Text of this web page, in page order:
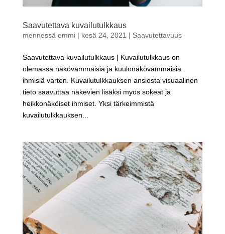
Saavutettava kuvailutulkkaus
mennessä emmi| kesä 24, 2021 | Saavutettavuus
Saavutettava kuvailutulkkaus | Kuvailutulkkaus on
olemassa näkövammaisia ja kuulonäkövammaisia
ihmisiä varten. Kuvailutulkkauksen ansiosta visuaalinen
tieto saavuttaa näkevien lisäksi myös sokeat ja
heikkonäköiset ihmiset. Yksi tärkeimmistä
kuvailutulkkauksen...